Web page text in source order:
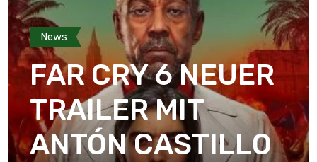
News
FAR CRY 6 NEUER
TRAILER MIT
ANTÓN CASTILLO